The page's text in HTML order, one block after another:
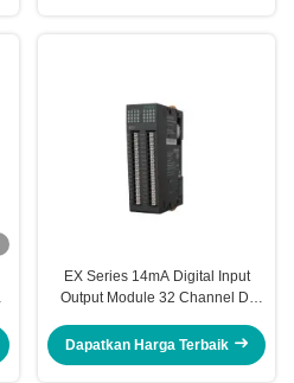
EX Series 14mA Digital Input
Output Module 32 Channel DI
Dapatkan Harga Terbaik